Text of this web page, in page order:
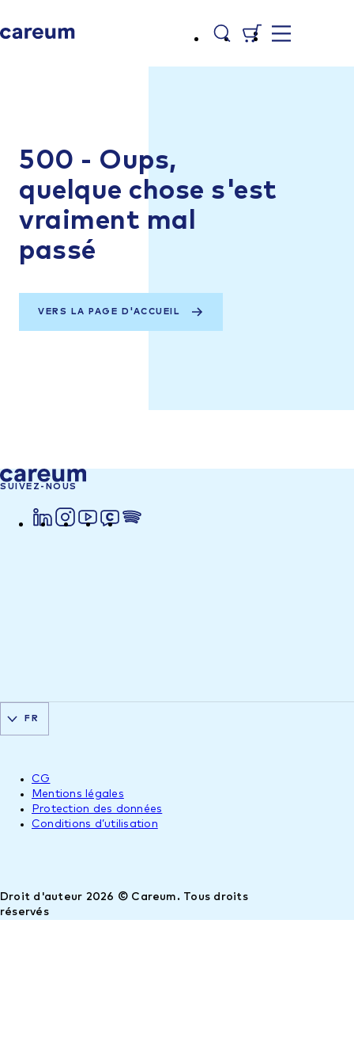
500 - Oups,
quelque chose s'est
vraiment mal
passé
VERS LA PAGE D'ACCUEIL
SUIVEZ-NOUS
Droit d'auteur 2026 © Careum. Tous droits
réservés
CG
Mentions légales
Protection des données
Conditions d’utilisation
FR